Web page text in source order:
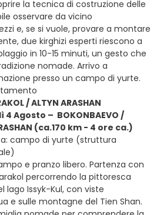
la tecnica di costruzione delle
osservare da vicino
e, se si vuole, provare a montare
due kirghizi esperti riescono a
in 10-15 minuti, un gesto che
nomade. Arrivo a
presso un campo di yurte.
/ ALTYN ARASHAN
Agosto – BOKONBAEVO /
(ca.170 km - 4 ore ca.)
campo di yurte (struttura
e pranzo libero. Partenza con
percorrendo la pittoresca
lago Issyk-Kul, con viste
e sulle montagne del Tien Shan.